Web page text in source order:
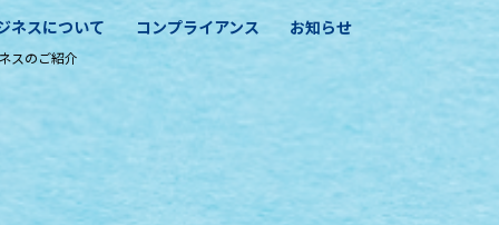
ネスについて
スのご紹介
コンプライアンス お知らせ